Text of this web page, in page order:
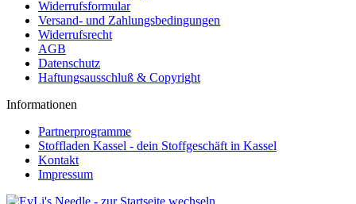
Widerrufsformular
Versand- und Zahlungsbedingungen
Widerrufsrecht
AGB
Datenschutz
Haftungsausschluß & Copyright
Informationen
Partnerprogramme
Stoffladen Kassel - dein Stoffgeschäft in Kassel
Kontakt
Impressum